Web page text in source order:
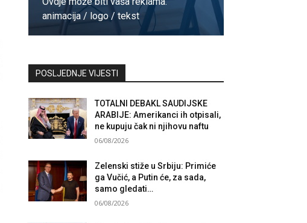
animacija / logo / tekst
POSLJEDNJE VIJESTI
TOTALNI DEBAKL SAUDIJSKE
ARABIJE: Amerikanci ih otpisali,
ne kupuju čak ni njihovu naftu
06/08/2026
Zelenski stiže u Srbiju: Primiće
ga Vučić, a Putin će, za sada,
samo gledati…
06/08/2026